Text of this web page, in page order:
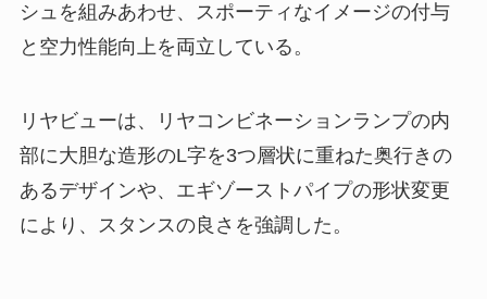
シュを組みあわせ、スポーティなイメージの付与
と空力性能向上を両立している。
リヤビューは、リヤコンビネーションランプの内
部に大胆な造形のL字を3つ層状に重ねた奥行きの
あるデザインや、エギゾーストパイプの形状変更
により、スタンスの良さを強調した。